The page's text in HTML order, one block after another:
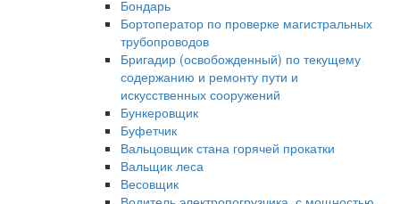
Бондарь
Бортоператор по проверке магистральных
трубопроводов
Бригадир (освобожденный) по текущему
содержанию и ремонту пути и
искусственных сооружений
Бункеровщик
Буфетчик
Вальцовщик стана горячей прокатки
Вальщик леса
Весовщик